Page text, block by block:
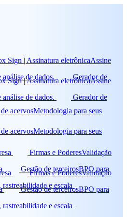
Sign | Assinatura eletrônicaAssine
de dados.
Gerador de
acervosMetodologia para seus
Firmas e PoderesValidação
Gestão de terceirosBPO para
e escala
Sign | Assinatura eletrônicaAssine
de dados.
Gerador de
acervosMetodologia para seus
Firmas e PoderesValidação
Gestão de terceirosBPO para
e escala